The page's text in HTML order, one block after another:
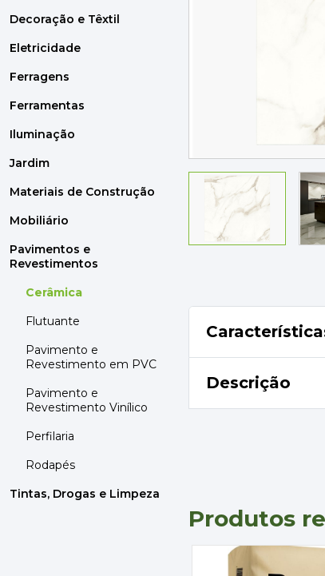
ILUMINAÇÃO
JARDIM
MOBILIÁRIO
PAVIMENTOS E REVESTIMENTOS
DYRUP
Decoração e Têxtil
Eletricidade
Ferragens
Ferramentas
Iluminação
Jardim
Materiais de Construção
Mobiliário
Pavimentos e
Revestimentos
Cerâmica
Flutuante
Pavimento e
Revestimento em PVC
Pavimento e
Revestimento Vinílico
Perfilaria
Rodapés
Tintas, Drogas e Limpeza
Descrição
Produtos